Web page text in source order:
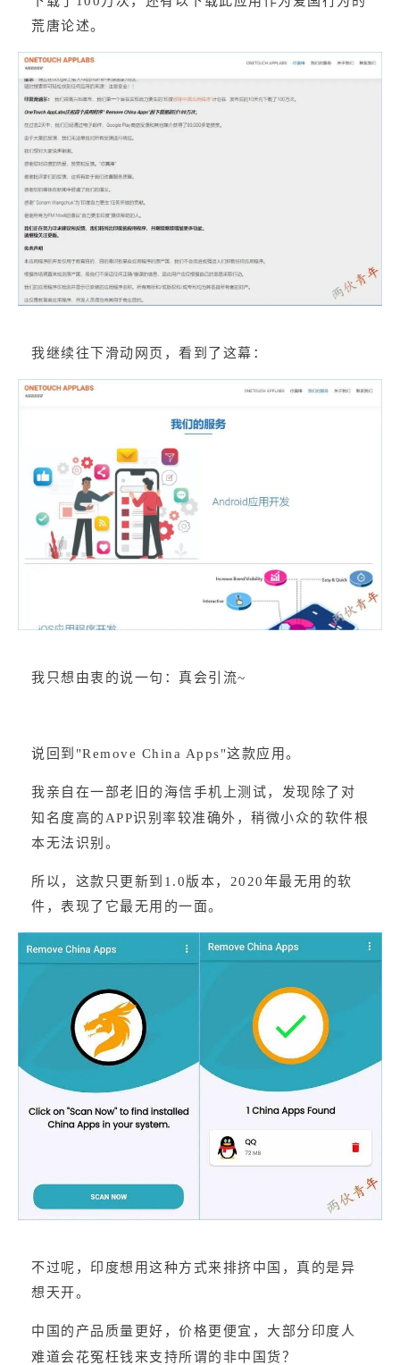
荒唐论述。
我继续往下滑动网页，看到了这幕：
我只想由衷的说一句：真会引流~
说回到"Remove China Apps"这款应用。
我亲自在一部老旧的海信手机上测试，发现除了对
知名度高的APP识别率较准确外，稍微小众的软件根
本无法识别。
所以，这款只更新到1.0版本，2020年最无用的软
件，表现了它最无用的一面。
不过呢，印度想用这种方式来排挤中国，真的是异
想天开。
中国的产品质量更好，价格更便宜，大部分印度人
难道会花冤枉钱来支持所谓的非中国货？